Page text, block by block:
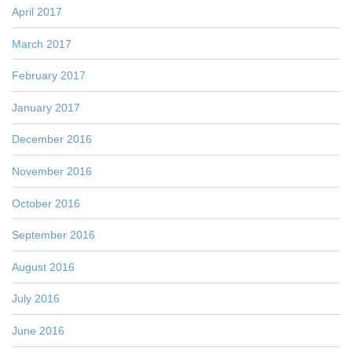
April 2017
March 2017
February 2017
January 2017
December 2016
November 2016
October 2016
September 2016
August 2016
July 2016
June 2016